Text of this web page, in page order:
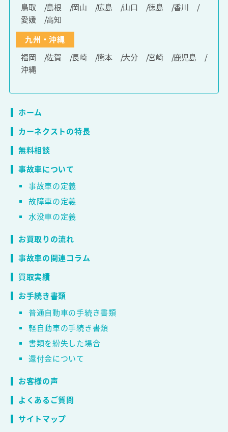
鳥取
島根 岡山 広島 山口 徳島
香川
愛媛
高知
九州・沖縄
福岡
佐賀 長崎 熊本 大分 宮崎
鹿児島
沖縄
ホーム
カーネクストの特長
無料相談
事故車について
事故車の定義
故障車の定義
水没車の定義
お買取りの流れ
事故車の関連コラム
買取実績
お手続き書類
普通自動車の手続き書類
軽自動車の手続き書類
書類を紛失した場合
還付金について
お客様の声
よくあるご質問
サイトマップ